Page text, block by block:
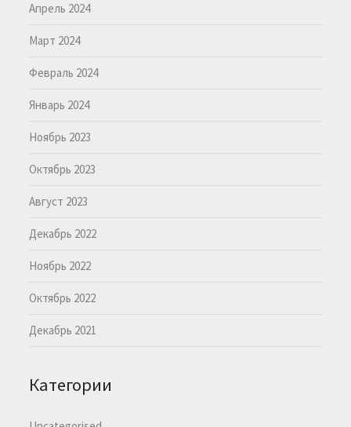
Апрель 2024
Март 2024
Февраль 2024
Январь 2024
Ноябрь 2023
Октябрь 2023
Август 2023
Декабрь 2022
Ноябрь 2022
Октябрь 2022
Декабрь 2021
Категории